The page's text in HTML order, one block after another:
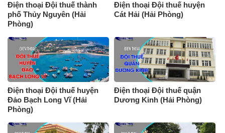
Điện thoại Đội thuế thành
phố Thủy Nguyên (Hải
Phòng)
Điện thoại Đội thuế huyện
Cát Hải (Hải Phòng)
Điện thoại Đội thuế huyện
Đảo Bạch Long Vĩ (Hải
Phòng)
Điện thoại Đội thuế quận
Dương Kinh (Hải Phòng)